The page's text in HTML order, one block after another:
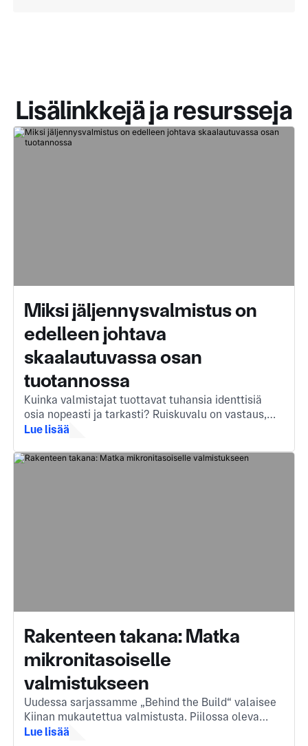
Lisälinkkejä ja resursseja
Miksi jäljennysvalmistus on
edelleen johtava
skaalautuvassa osan
tuotannossa
Kuinka valmistajat tuottavat tuhansia identtisiä
osia nopeasti ja tarkasti? Ruiskuvalu on vastaus,
ratkaiseva menetelmä, joka muuttaa sulan
komponenteiksi.
Lue lisää
Rakenteen takana: Matka
mikronitasoiselle
valmistukseen
Uudessa sarjassamme „Behind the Build“ valaisee
Kiinan mukautettua valmistusta. Piilossa oleva
moottori komponenttien taustalla, joita kohtaat
Lue lisää